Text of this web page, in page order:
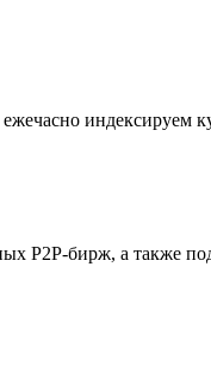
ежечасно
P2P-бирж, а также